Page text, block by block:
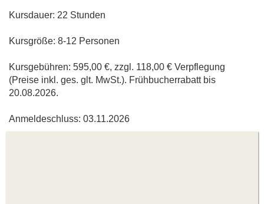
Kursdauer: 22 Stunden
Kursgröße: 8-12 Personen
Kursgebühren: 595,00 €, zzgl. 118,00 € Verpflegung
(Preise inkl. ges. glt. MwSt.). Frühbucherrabatt bis
20.08.2026.
Anmeldeschluss: 03.11.2026